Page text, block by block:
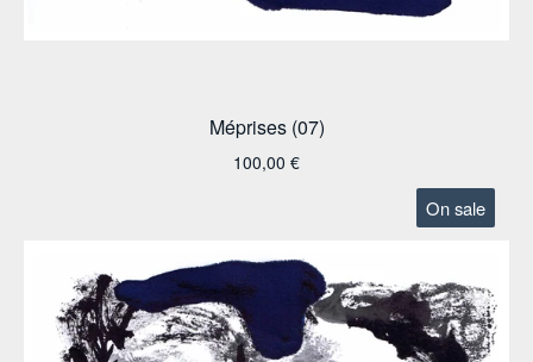
Méprises (07)
100,00 €
On sale